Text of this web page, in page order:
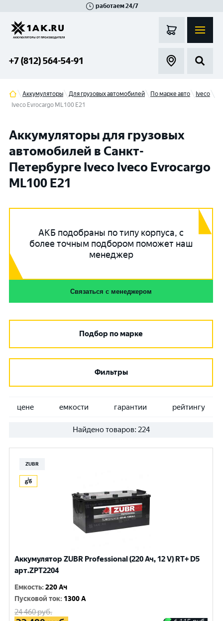
работаем 24/7
+7 (812) 564-54-91
Аккумуляторы Для грузовых автомобилей По марке авто
Iveco
Iveco Evrocargo ML100 E21
Аккумуляторы для грузовых
автомобилей в Санкт-
Петербурге Iveco Iveco Evrocargo
ML100 E21
АКБ подобраны по типу корпуса, с
более точным подбором поможет наш
менеджер
Связаться с менеджером
Подбор по марке
Фильтры
цене емкости гарантии рейтингу
Найдено товаров: 224
ZUBR
Аккумулятор ZUBR Professional (220 Ач, 12 V) RT+ D5
арт.ZPT2204
Емкость:220 Ач
Пусковой ток: 1300 A
24 460руб.
Гатчина